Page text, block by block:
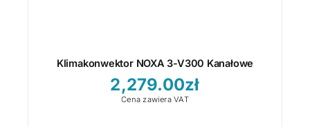
Klimakonwektor NOXA 3-V300 Kanałowe
2,279.00zł
Cena zawiera VAT